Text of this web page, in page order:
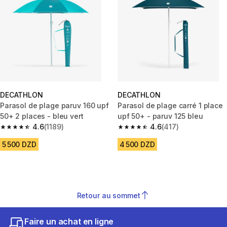
DECATHLON
Parasol de plage paruv 160 upf
50+ 2 places - bleu vert
4.6
4.6 out of 5 stars from 1189 reviews
(1189)
5 500 DZD
DECATHLON
Parasol de plage carré 1 place
upf 50+ - paruv 125 bleu
4.6
4.6 out of 5 stars from 417
(417)
4 500 DZD
Retour au sommet
Faire un achat en ligne